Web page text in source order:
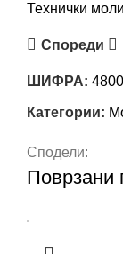
Технички
Спореди
ШИФРА:
Категории:
Сподели:
Поврзани